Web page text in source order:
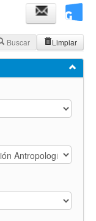
Buscar Limpiar